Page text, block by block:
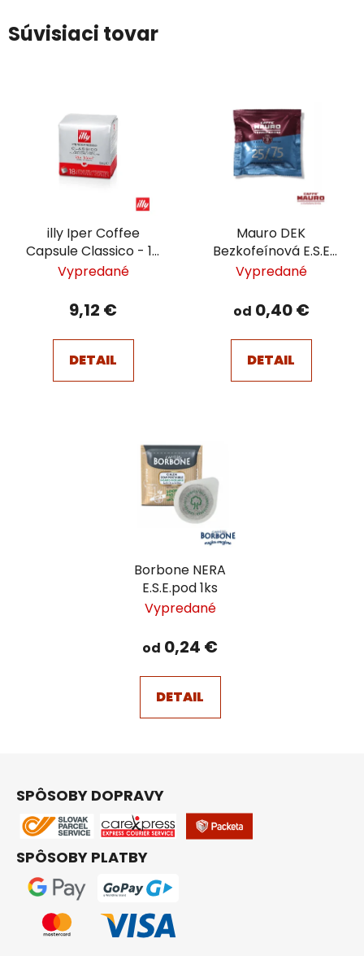
Súvisiaci tovar
illy Iper Coffee
Capsule Classico - 18
ks
Vypredané
9,12 €
DETAIL
Mauro DEK
Bezkofeínová E.S.E
pod
Vypredané
od 0,40 €
DETAIL
Borbone NERA
E.S.E.pod 1ks
Vypredané
od 0,24 €
DETAIL
SPÔSOBY DOPRAVY
SPÔSOBY PLATBY